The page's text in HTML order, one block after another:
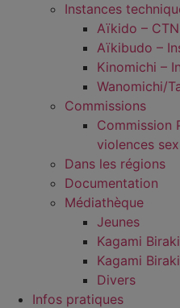
Instances
Aïkido –
Aïkibudo –
Kinomichi –
Wanomichi/
Commissions
Commission
violences
Dans les régions
Documentation
Médiathèque
Jeunes
Kagami
Kagami
Divers
Infos pratiques